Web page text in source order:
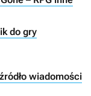
do gry
wiadomości